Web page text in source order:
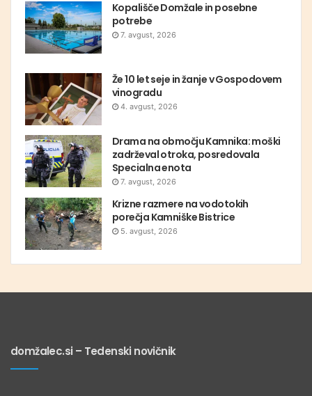
Kopališče Domžale in posebne
potrebe
7. avgust, 2026
Že 10 let seje in žanje v Gospodovem
vinogradu
4. avgust, 2026
Drama na območju Kamnika: moški
zadrževal otroka, posredovala
Specialna enota
7. avgust, 2026
Krizne razmere na vodotokih
porečja Kamniške Bistrice
5. avgust, 2026
domžalec.si – Tedenski novičnik